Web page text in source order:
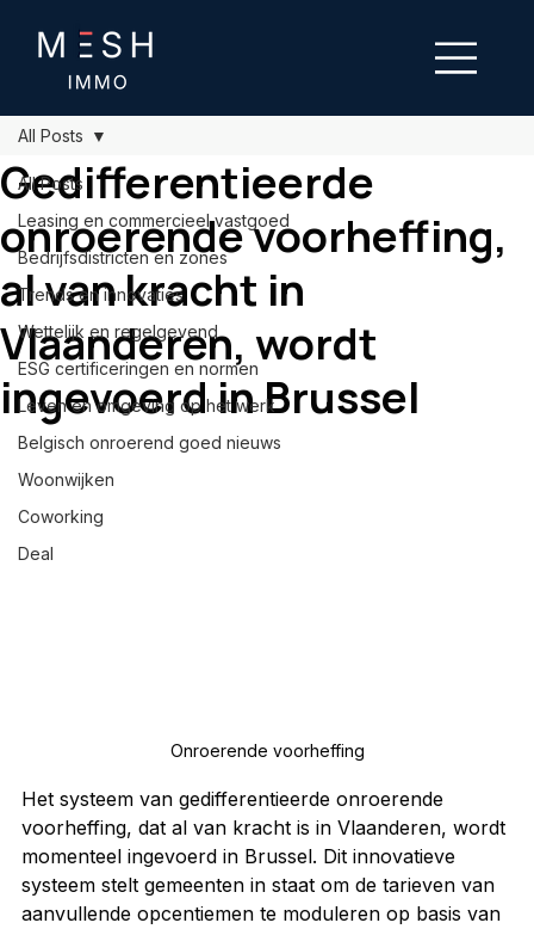
All Posts
Leasing en commercieel vastgoed
Bedrijfsdistricten en zones
Trends en innovaties
Wettelijk en regelgevend
ESG certificeringen en normen
Leven en omgeving op het werk
Belgisch onroerend goed nieuws
Woonwijken
Coworking
Deal
All Posts
Gedifferentieerde
onroerende voorheffing,
al van kracht in
Vlaanderen, wordt
ingevoerd in Brussel
Onroerende voorheffing
Het systeem van gedifferentieerde onroerende
voorheffing, dat al van kracht is in Vlaanderen, wordt
momenteel ingevoerd in Brussel. Dit innovatieve
systeem stelt gemeenten in staat om de tarieven van
aanvullende opcentiemen te moduleren op basis van